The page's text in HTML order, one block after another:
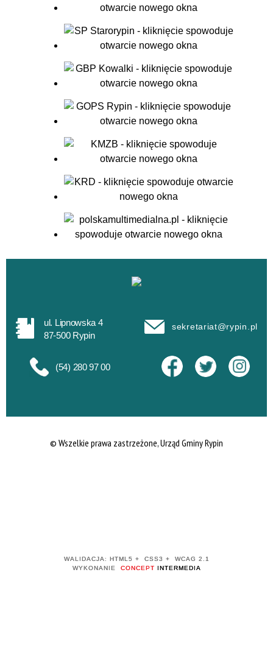
ul. Lipnowska 4
87-500 Rypin
sekretariat@rypin.pl
(54) 280 97 00
© Wszelkie prawa zastrzeżone, Urząd Gminy Rypin
WALIDACJA: HTML5 + CSS3 + WCAG 2.1
WYKONANIE CONCEPT INTERMEDIA